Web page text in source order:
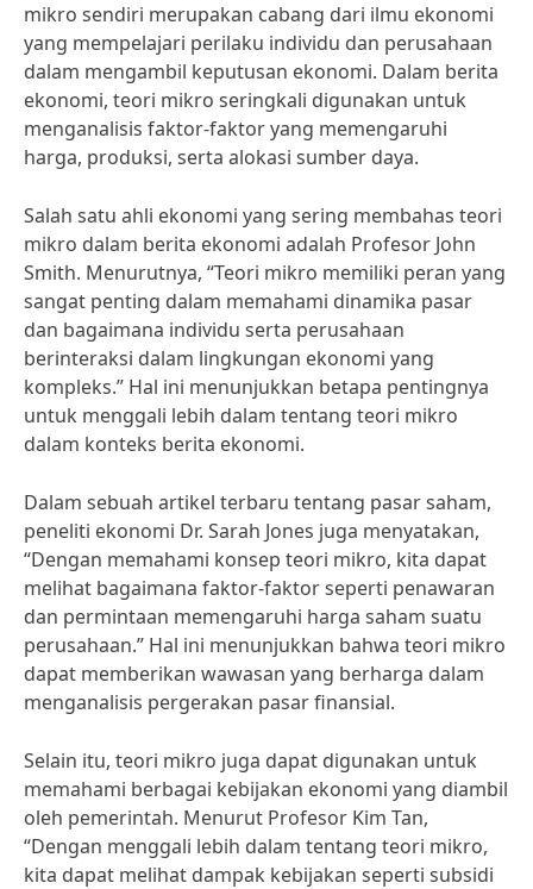
mikro sendiri merupakan cabang dari ilmu ekonomi
yang mempelajari perilaku individu dan perusahaan
dalam mengambil keputusan ekonomi. Dalam berita
ekonomi, teori mikro seringkali digunakan untuk
menganalisis faktor-faktor yang memengaruhi
harga, produksi, serta alokasi sumber daya.
Salah satu ahli ekonomi yang sering membahas teori
mikro dalam berita ekonomi adalah Profesor John
Smith. Menurutnya, “Teori mikro memiliki peran yang
sangat penting dalam memahami dinamika pasar
dan bagaimana individu serta perusahaan
berinteraksi dalam lingkungan ekonomi yang
kompleks.” Hal ini menunjukkan betapa pentingnya
untuk menggali lebih dalam tentang teori mikro
dalam konteks berita ekonomi.
Dalam sebuah artikel terbaru tentang pasar saham,
peneliti ekonomi Dr. Sarah Jones juga menyatakan,
“Dengan memahami konsep teori mikro, kita dapat
melihat bagaimana faktor-faktor seperti penawaran
dan permintaan memengaruhi harga saham suatu
perusahaan.” Hal ini menunjukkan bahwa teori mikro
dapat memberikan wawasan yang berharga dalam
menganalisis pergerakan pasar finansial.
Selain itu, teori mikro juga dapat digunakan untuk
memahami berbagai kebijakan ekonomi yang diambil
oleh pemerintah. Menurut Profesor Kim Tan,
“Dengan menggali lebih dalam tentang teori mikro,
kita dapat melihat dampak kebijakan seperti subsidi